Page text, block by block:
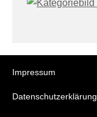
Impressum
Datenschutzerklärung